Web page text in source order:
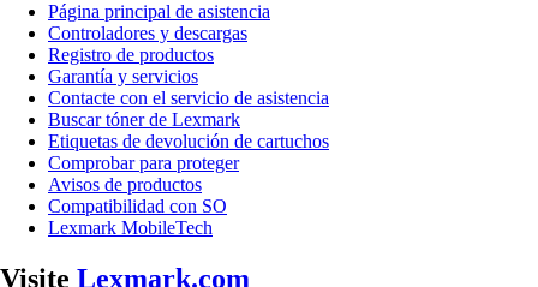
Página principal de asistencia
Controladores y descargas
Registro de productos
Garantía y servicios
Contacte con el servicio de asistencia
Buscar tóner de Lexmark
Etiquetas de devolución de cartuchos
Comprobar para proteger
Avisos de productos
Compatibilidad con SO
Lexmark MobileTech
Visite Lexmark.com